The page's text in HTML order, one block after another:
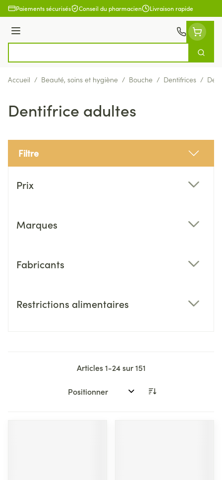
Aller au contenu
Paiements sécurisés Conseil du pharmacien Livraison rapide
Menu
Accueil / Beauté, soins et hygiène / Bouche / Dentifrices /
Dentifrice adultes
Filtre
Prix
Marques
Fabricants
Restrictions alimentaires
Articles1-24sur151
Trier par: